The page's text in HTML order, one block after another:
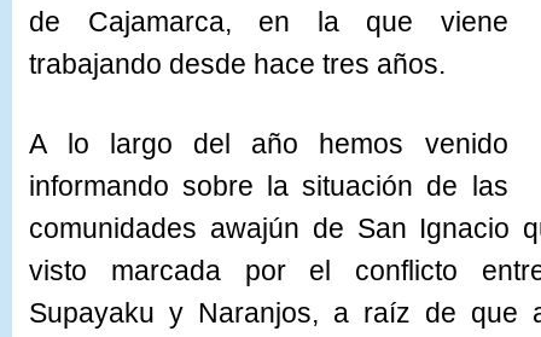
de Cajamarca, en la que viene
trabajando desde hace tres años.
A lo largo del año hemos venido
informando sobre la situación de las
comunidades awajún de San Ignacio
visto marcada por el conflicto
Supayaku y Naranjos, a raíz de que